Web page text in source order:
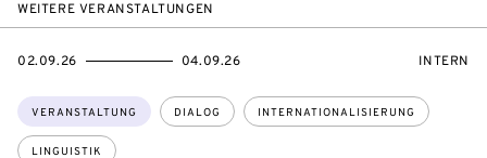
WEITERE VERANSTALTUNGEN
Themen:
VERANSTALTUNG DIALOG INTERNATIONALISIERUNG
LINGUISTIK
EVENTBEGINSON
02.09.26
EVENTENDSON 04.09.26 INTERN